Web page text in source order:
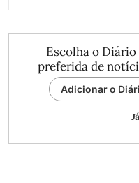
Escolha o
preferida de
Adicionar o